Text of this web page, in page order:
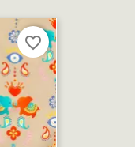
favorite_border